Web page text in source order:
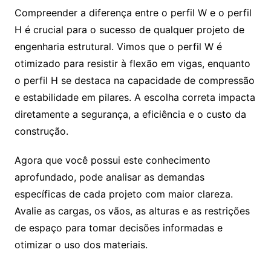
Compreender a diferença entre o perfil W e o perfil
H é crucial para o sucesso de qualquer projeto de
engenharia estrutural. Vimos que o perfil W é
otimizado para resistir à flexão em vigas, enquanto
o perfil H se destaca na capacidade de compressão
e estabilidade em pilares. A escolha correta impacta
diretamente a segurança, a eficiência e o custo da
construção.
Agora que você possui este conhecimento
aprofundado, pode analisar as demandas
específicas de cada projeto com maior clareza.
Avalie as cargas, os vãos, as alturas e as restrições
de espaço para tomar decisões informadas e
otimizar o uso dos materiais.